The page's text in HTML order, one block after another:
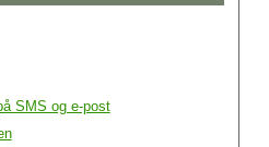
SMS og e-post